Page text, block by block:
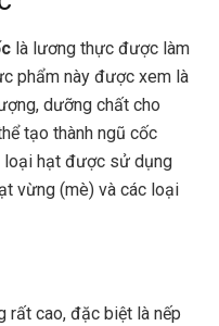
là lương thực được làm
phẩm này được xem là
dưỡng chất cho
tạo thành ngũ cốc
loại hạt được sử dụng
vừng (mè) và các loại
rất cao, đặc biệt là nếp